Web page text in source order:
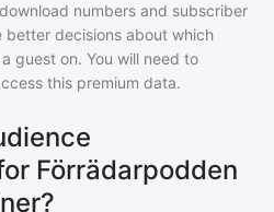
numbers and subscriber
better decisions about which
guest on. You will need to
this premium data.
Förrädarpodden